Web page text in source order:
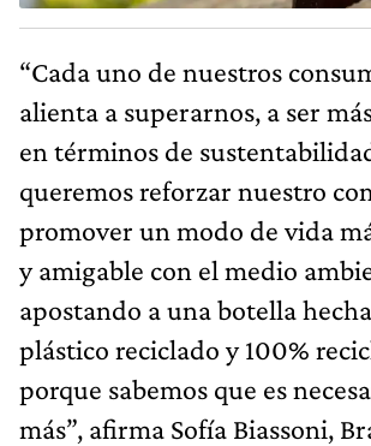
“Cada uno de nuestros
alienta a superarnos, a ser
en términos de
queremos reforzar nuestro
promover un modo de vida
y amigable con el medio
apostando a una botella
plástico reciclado y 100%
porque sabemos que es
más”, afirma Sofía Biassoni,